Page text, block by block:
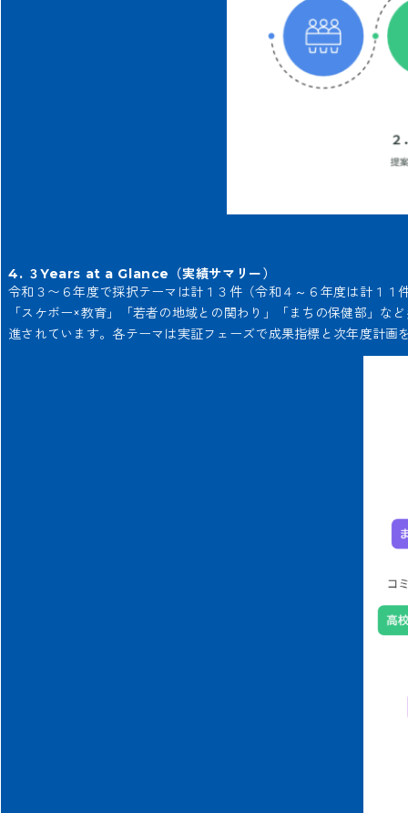
4. ３Years at a Glance（実績サマリー）
令和３〜６年度で採択テーマは計１３件（令和４～６年度は計１
「スケボー×教育」「若者の地域との関わり」「まちの保健部」
進されています。各テーマは実証フェーズで成果指標と次年度計